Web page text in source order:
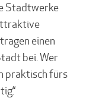
Stadtwerke
einen
bei. Wer
praktisch fürs